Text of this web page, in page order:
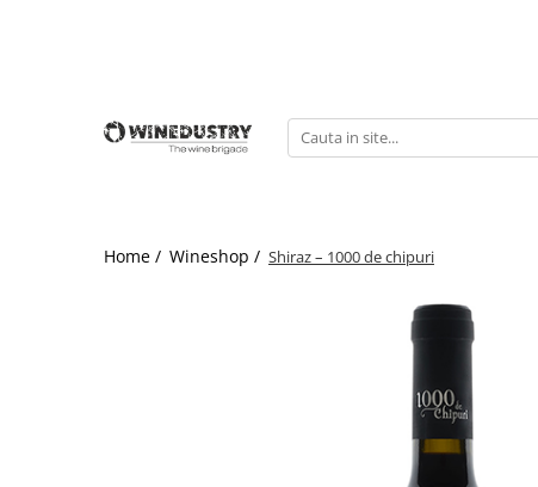
Home / Wineshop / Shiraz – 1000 de chipuri